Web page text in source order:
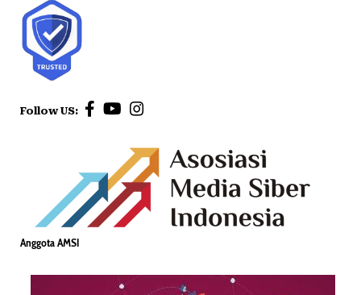
Follow US:
Anggota AMSI